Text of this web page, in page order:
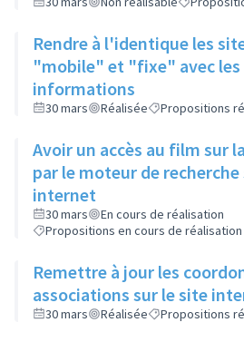
Rendre à l'identique les
"mobile" et "fixe" avec les
informations
30 mars Réalisée Propositions
Avoir un accès au film sur
par le moteur de
internet
30 mars
En cours de réalisation
Propositions en cours de réalisation
Remettre à jour les
associations sur le site
30 mars Réalisée Propositions